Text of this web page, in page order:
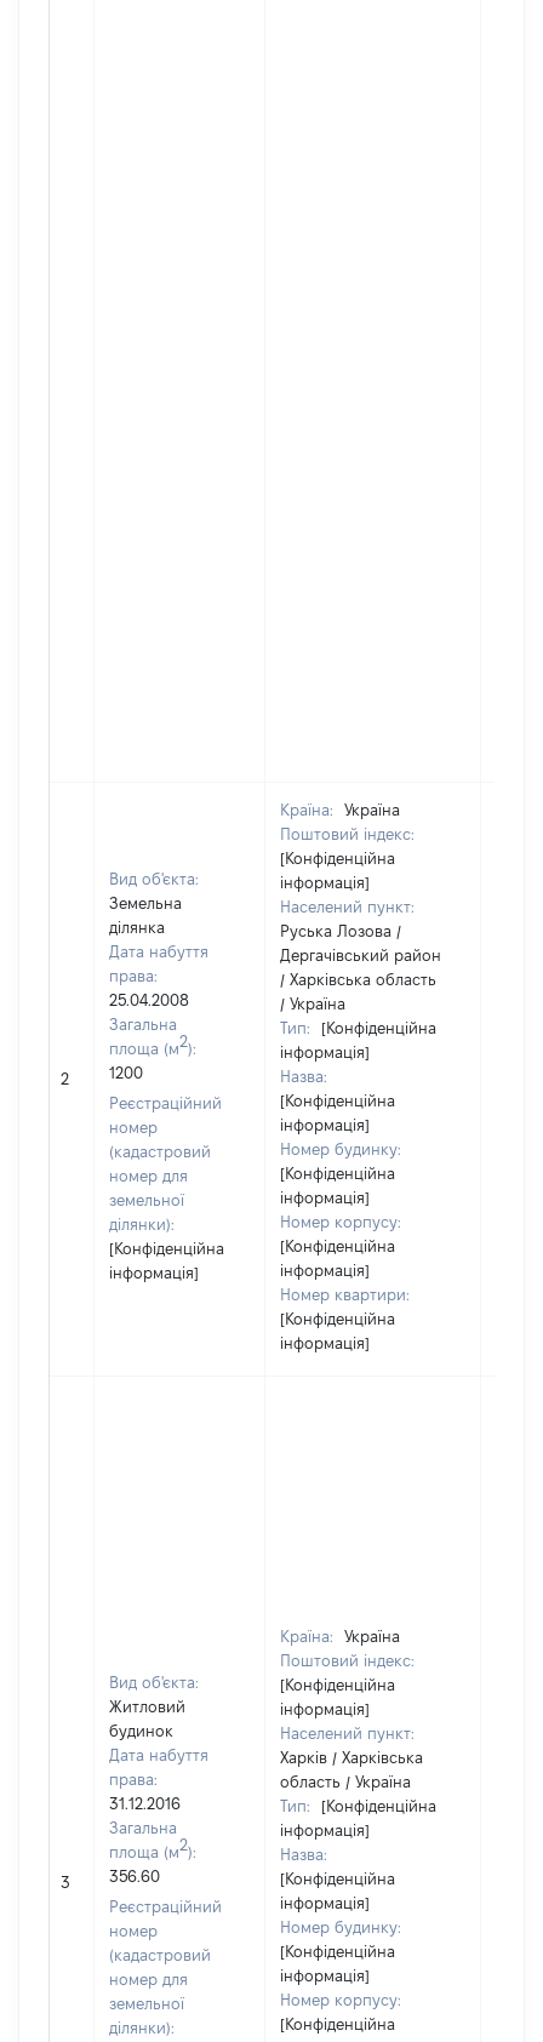
2
Вид об'єкта:
Земельна
ділянка
Дата набуття
права:
25.04.2008
Загальна
площа (м2):
1200
Реєстраційний
номер
(кадастровий
номер для
земельної
ділянки):
[Конфіденційна
інформація]
Країна:
Україна
Поштовий індекс:
[Конфіденційна
інформація]
Населений пункт:
Руська Лозова /
Дергачівський район
/ Харківська область
/ Україна
Тип:
[Конфіденційна
інформація]
Назва:
[Конфіденційна
інформація]
Номер будинку:
[Конфіденційна
інформація]
Номер корпусу:
[Конфіденційна
інформація]
Номер квартири:
[Конфіденційна
інформація]
3
Вид об'єкта:
Житловий
будинок
Дата набуття
права:
31.12.2016
Загальна
площа (м2):
356.60
Реєстраційний
номер
(кадастровий
номер для
земельної
ділянки):
Країна:
Україна
Поштовий індекс:
[Конфіденційна
інформація]
Населений пункт:
Харків / Харківська
область / Україна
Тип:
[Конфіденційна
інформація]
Назва:
[Конфіденційна
інформація]
Номер будинку:
[Конфіденційна
інформація]
Номер корпусу:
[Конфіденційна